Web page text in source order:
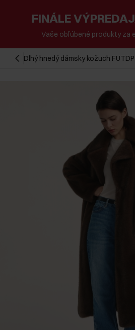
FINÁLE
Vaše obľúbené produkty za
Dlhý hnedý dámsky kožuch